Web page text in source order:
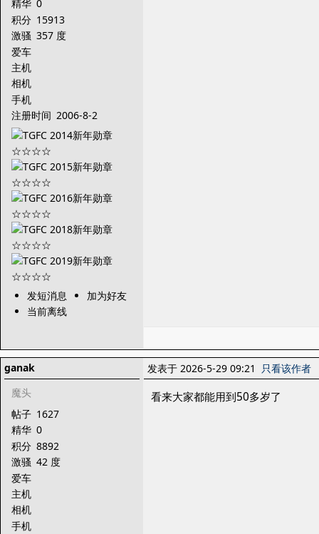
精华 0
积分 15913
激骚 357 度
爱车
主机
相机
手机
注册时间 2006-8-2
发短消息
加为好友
当前离线
ganak
魔头
帖子 1627
精华 0
积分 8892
激骚 42 度
爱车
主机
相机
手机
发表于 2026-5-29 09:21 只看该作者
看来大家都能用到50多岁了